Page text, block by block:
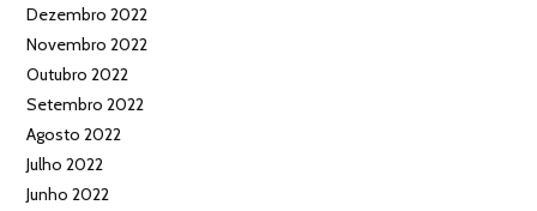
Dezembro 2022
Novembro 2022
Outubro 2022
Setembro 2022
Agosto 2022
Julho 2022
Junho 2022